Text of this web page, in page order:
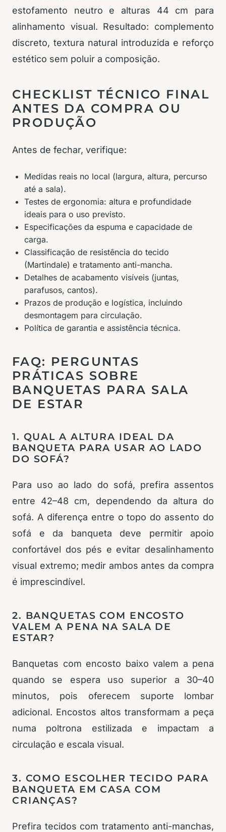
estofamento neutro e alturas 44 cm para
alinhamento visual. Resultado: complemento
discreto, textura natural introduzida e reforço
estético sem poluir a composição.
CHECKLIST TÉCNICO FINAL
ANTES DA COMPRA OU
PRODUÇÃO
Antes de fechar, verifique:
Medidas reais no local (largura, altura, percurso
até a sala).
Testes de ergonomia: altura e profundidade
ideais para o uso previsto.
Especificações da espuma e capacidade de
carga.
Classificação de resistência do tecido
(Martindale) e tratamento anti-mancha.
Detalhes de acabamento visíveis (juntas,
parafusos, cantos).
Prazos de produção e logística, incluindo
desmontagem para circulação.
Política de garantia e assistência técnica.
FAQ: PERGUNTAS
PRÁTICAS SOBRE
BANQUETAS PARA SALA
DE ESTAR
1. QUAL A ALTURA IDEAL DA
BANQUETA PARA USAR AO LADO
DO SOFÁ?
Para uso ao lado do sofá, prefira assentos
entre 42–48 cm, dependendo da altura do
sofá. A diferença entre o topo do assento do
sofá e da banqueta deve permitir apoio
confortável dos pés e evitar desalinhamento
visual extremo; medir ambos antes da compra
é imprescindível.
2. BANQUETAS COM ENCOSTO
VALEM A PENA NA SALA DE
ESTAR?
Banquetas com encosto baixo valem a pena
quando se espera uso superior a 30–40
minutos, pois oferecem suporte lombar
adicional. Encostos altos transformam a peça
numa poltrona estilizada e impactam a
circulação e escala visual.
3. COMO ESCOLHER TECIDO PARA
BANQUETA EM CASA COM
CRIANÇAS?
Prefira tecidos com tratamento anti-manchas,